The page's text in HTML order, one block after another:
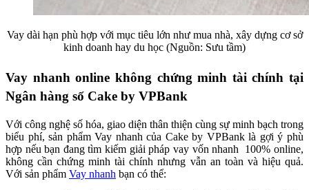
Vay dài hạn phù hợp với mục tiêu lớn như mua nhà, xây dựng cơ sở
kinh doanh hay du học (Nguồn: Sưu tầm)
Vay nhanh online không chứng minh tài chính tại
Ngân hàng số Cake by VPBank
Với công nghệ số hóa, giao diện thân thiện cùng sự minh bạch trong
biểu phí, sản phẩm Vay nhanh của Cake by VPBank là gợi ý phù
hợp nếu bạn đang tìm kiếm giải pháp vay vốn nhanh 100% online,
không cần chứng minh tài chính nhưng vẫn an toàn và hiệu quả.
Với sản phẩm Vay nhanh bạn có thể: